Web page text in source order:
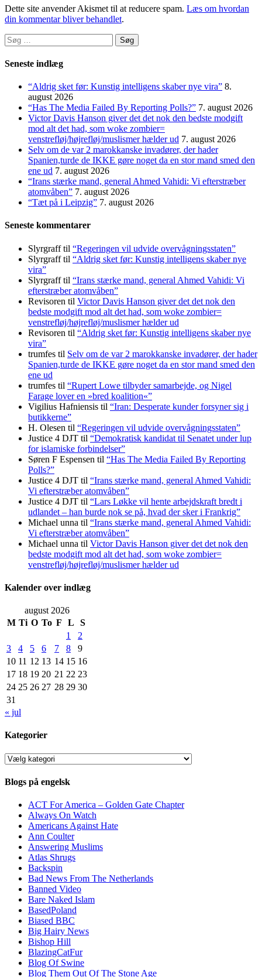
Dette site anvender Akismet til at reducere spam. Læs om hvordan
din kommentar bliver behandlet.
Søg
efter:
Seneste indlæg
“Aldrig sket før: Kunstig intelligens skaber nye vira” 8.
august 2026
“Has The Media Failed By Reporting Polls?” 7. august 2026
Victor Davis Hanson giver det det nok den bedste modgift
mod alt det had, som woke zombier=
venstrefløj/højrefløj/muslismer hælder ud 7. august 2026
Selv om de var 2 marokkanske invadører, der hader
Spanien,turde de IKKE gøre noget da en stor mand smed den
ene ud 7. august 2026
“Irans stærke mand, general Ahmed Vahidi: Vi efterstræber
atomvåben” 7. august 2026
“Tæt på i Leipzig” 7. august 2026
Seneste kommentarer
Slyrgrafftil “Regeringen vil udvide overvågningsstaten”
Slyrgrafftil “Aldrig sket før: Kunstig intelligens skaber nye
vira”
Slyrgrafftil “Irans stærke mand, general Ahmed Vahidi: Vi
efterstræber atomvåben”
Revisoren til Victor Davis Hanson giver det det nok den
bedste modgift mod alt det had, som woke zombier=
venstrefløj/højrefløj/muslismer hælder ud
Revisoren til “Aldrig sket før: Kunstig intelligens skaber nye
vira”
trumfes til Selv om de var 2 marokkanske invadører, der hader
Spanien,turde de IKKE gøre noget da en stor mand smed den
ene ud
trumfes til “Rupert Lowe tilbyder samarbejde, og Nigel
Farage lover en »bred koalition«”
Vigilius Hafniensis til “Iran: Desperate kunder forsyner sig i
butikkerne”
H. Olesen til “Regeringen vil udvide overvågningsstaten”
Justice 4 DJT til “Demokratisk kandidat til Senatet under lup
for islamiske forbindelser”
Søren F Espensen til “Has The Media Failed By Reporting
Polls?”
Justice 4 DJT til “Irans stærke mand, general Ahmed Vahidi:
Vi efterstræber atomvåben”
Justice 4 DJT til “Lars Løkke vil hente arbejdskraft bredt i
udlandet – han burde nok se på, hvad der sker i Frankrig”
Michael unna til “Irans stærke mand, general Ahmed Vahidi:
Vi efterstræber atomvåben”
Michael unna til Victor Davis Hanson giver det det nok den
bedste modgift mod alt det had, som woke zombier=
venstrefløj/højrefløj/muslismer hælder ud
Kalender over indlæg
august 2026
M Ti O To F L
S
1
2
3
4 5 6 7 8
9
10 11 12 13 14 15 16
17 18 19 20 21 22 23
24 25 26 27 28 29 30
31
« jul
Kategorier
Kategorier
Blogs på engelsk
ACT For America – Golden Gate Chapter
Always On Watch
Americans Against Hate
Ann Coulter
Answering Muslims
Atlas Shrugs
Backspin
Bad News From The Netherlands
Banned Video
Bare Naked Islam
BasedPoland
Biased BBC
Big Hairy News
Bishop Hill
BlazingCatFur
Blog Of Swine
Blog Them Out Of The Stone Age